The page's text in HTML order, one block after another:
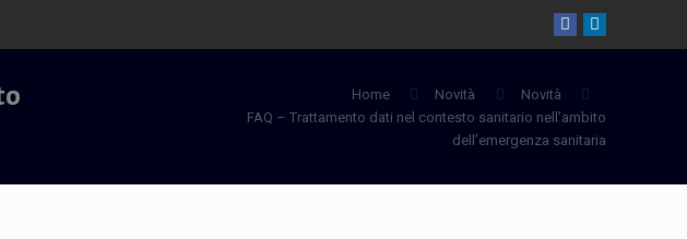
Home Novità
Novità
FAQ – Trattamento dati nel contesto sanitario nell’ambito
dell’emergenza sanitaria